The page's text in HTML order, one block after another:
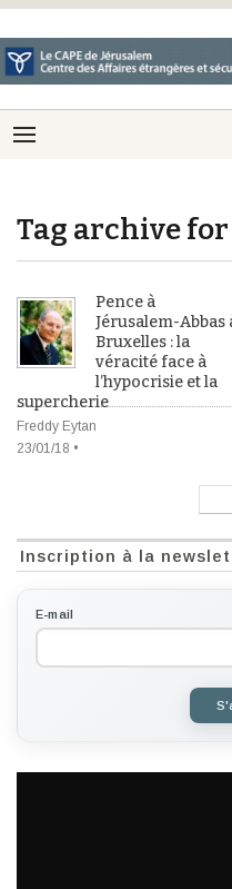
Tag archive for
Pence à
Jérusalem-Abbas
Bruxelles : la
véracité face à
l’hypocrisie et la
supercherie
Freddy Eytan
23/01/18 •
Inscription à la
E-mail